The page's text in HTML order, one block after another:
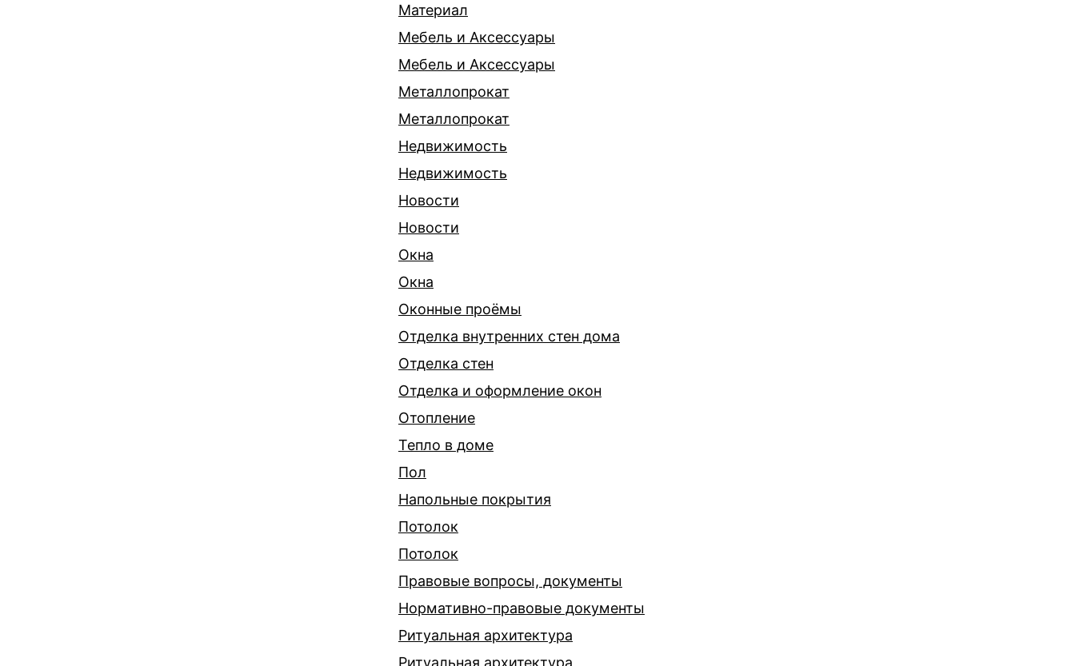
Материал
Мебель и Аксессуары
Мебель и Аксессуары
Металлопрокат
Металлопрокат
Недвижимость
Недвижимость
Новости
Новости
Окна
Окна
Оконные проёмы
Отделка внутренних стен дома
Отделка стен
Отделка и оформление окон
Отопление
Тепло в доме
Пол
Напольные покрытия
Потолок
Потолок
Правовые вопросы, документы
Нормативно-правовые документы
Ритуальная архитектура
Ритуальная архитектура